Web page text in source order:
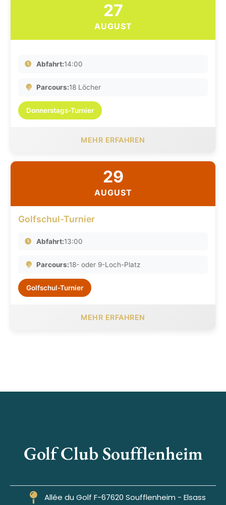
27
AUGUST
Abfahrt:14:00
Parcours:18 Löcher
Donnerstags-Turnier
MEHR ERFAHREN
29
AUGUST
Golfschul-Turnier
Abfahrt:13:00
Parcours:18- oder 9-Loch-Platz
Golfschul-Turnier
MEHR ERFAHREN
Golf Club Soufflenheim
Allée du Golf F-67620 Soufflenheim - Elsass